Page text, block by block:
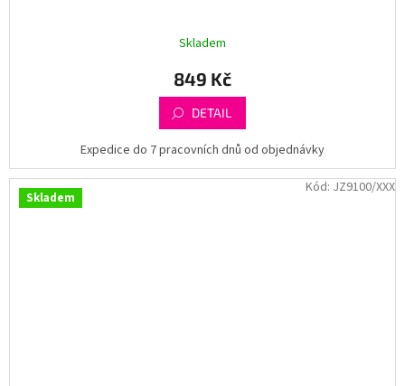
Skladem
849 Kč
DETAIL
Expedice do 7 pracovních dnů od objednávky
Skladem
Kód: JZ9100/XXX